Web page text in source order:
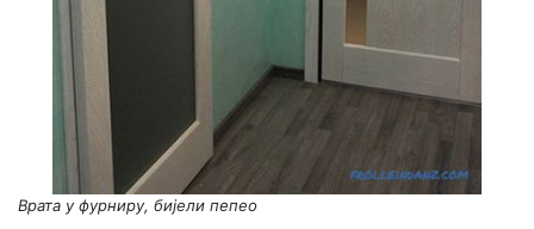
Врата у фурниру, бијели пепео